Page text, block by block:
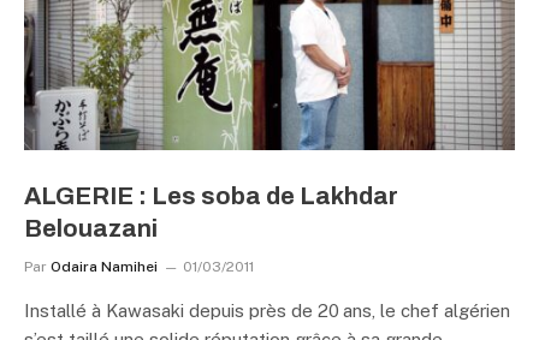
ALGERIE : Les soba de Lakhdar
Belouazani
Par Odaira Namihei 01/03/2011
Installé à Kawasaki depuis près de 20 ans, le chef algérien